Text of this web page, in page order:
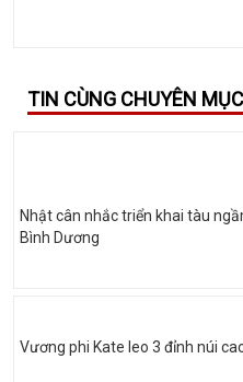
TIN CÙNG CHUYÊN MỤC
Nhật cân nhắc triển khai tàu
Bình Dương
Vương phi Kate leo 3 đỉnh núi